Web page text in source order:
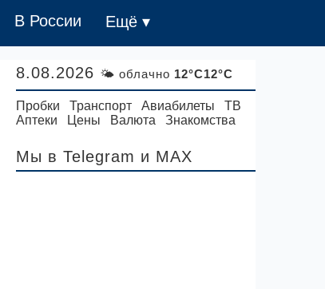
В России Ещё ▾
8.08.2026 🌤 облачно 12°C12°C
Пробки Транспорт Авиабилеты
ТВ
Аптеки
Цены Валюта Знакомства
Мы в Telegram и MAX